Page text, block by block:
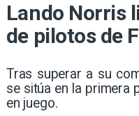
Lando Norris
de pilotos de
Tras superar a su
se sitúa en la primera
en juego.